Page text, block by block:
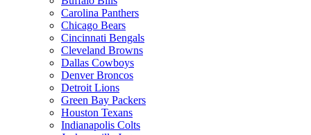
Carolina Panthers
Chicago Bears
Cincinnati Bengals
Cleveland Browns
Dallas Cowboys
Denver Broncos
Detroit Lions
Green Bay Packers
Houston Texans
Indianapolis Colts